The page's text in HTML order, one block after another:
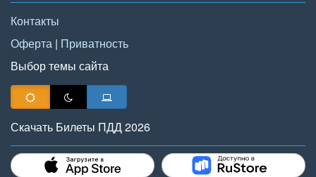
Контакты
Оферта | Приватность
Выбор темы сайта
Скачать Билеты ПДД 2026